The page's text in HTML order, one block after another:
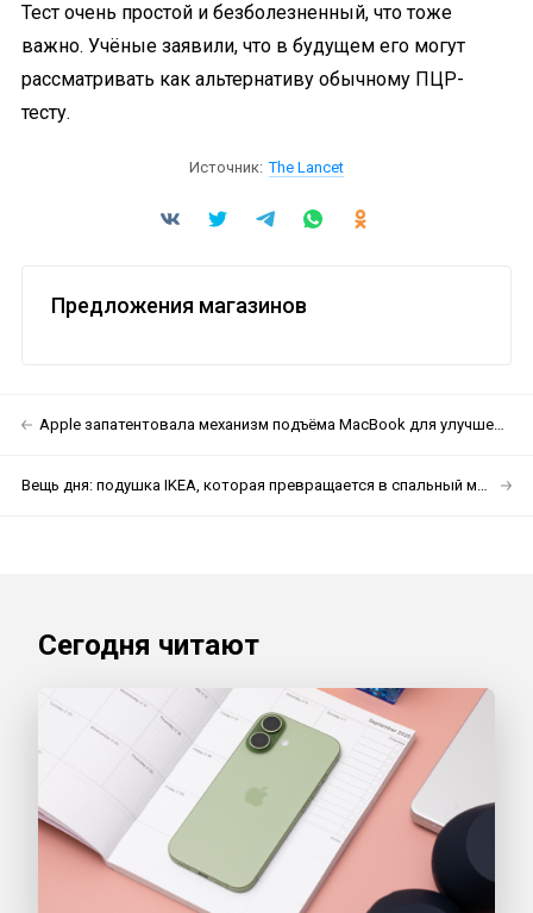
Тест очень простой и безболезненный, что тоже
важно. Учёные заявили, что в будущем его могут
рассматривать как альтернативу обычному ПЦР-
тесту.
Источник: The Lancet
Предложения магазинов
Apple запатентовала механизм подъёма MacBook для улучшения охлаждения
Вещь дня: подушка IKEA, которая превращается в спальный мешок или пальто
Сегодня читают